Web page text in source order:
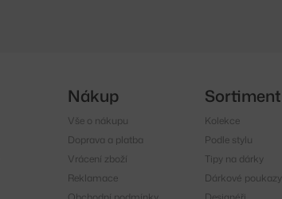
Nákup
Vše o nákupu
Doprava a platba
Vrácení zboží
Reklamace
Sortiment
Kolekce
Podle stylu
Tipy na dárky
Dárkové poukazy